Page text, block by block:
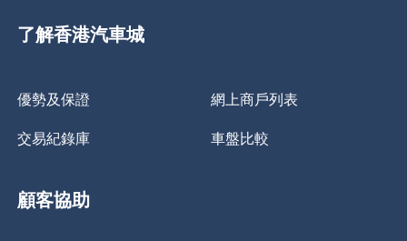
了解香港汽車城
優勢及保證 網上商戶列表
交易紀錄庫 車盤比較
顧客協助